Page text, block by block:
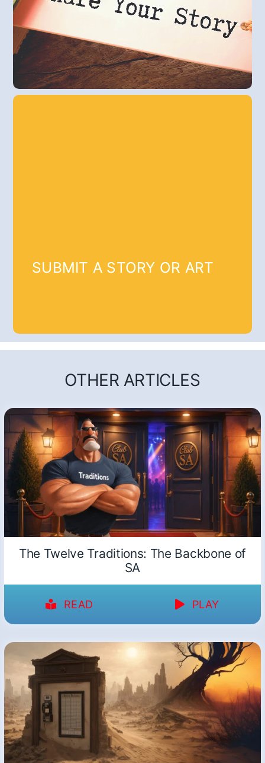
SUBMIT A STORY OR ART
OTHER ARTICLES
The Twelve Traditions: The Backbone of
SA
READ PLAY